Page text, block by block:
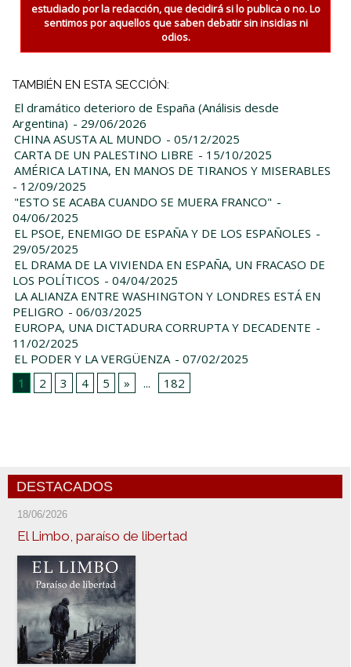
estudiado por la redacción, que decidirá si lo publica o no. Lo
sentimos por aquellos que saben debatir sin insidias ni
odios.
TAMBIÉN EN ESTA SECCIÓN:
El dramático deterioro de España (Análisis desde
Argentina) - 29/06/2026
CHINA ASUSTA AL MUNDO - 05/12/2025
CARTA DE UN PALESTINO LIBRE - 15/10/2025
AMÉRICA LATINA, EN MANOS DE TIRANOS Y MISERABLES
- 12/09/2025
"ESTO SE ACABA CUANDO SE MUERA FRANCO" -
04/06/2025
EL PSOE, ENEMIGO DE ESPAÑA Y DE LOS ESPAÑOLES -
29/05/2025
EL DRAMA DE LA VIVIENDA EN ESPAÑA, UN FRACASO DE
LOS POLÍTICOS - 04/04/2025
LA ALIANZA ENTRE WASHINGTON Y LONDRES ESTÁ EN
PELIGRO - 06/03/2025
EUROPA, UNA DICTADURA CORRUPTA Y DECADENTE -
11/02/2025
EL PODER Y LA VERGÜENZA - 07/02/2025
1
2 3 4 5 » ... 182
DESTACADOS
18/06/2026
El Limbo, paraíso de libertad